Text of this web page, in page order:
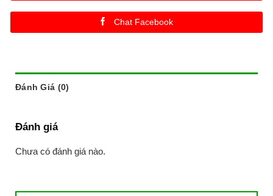
Chat Facebook
Đánh Giá (0)
Đánh giá
Chưa có đánh giá nào.